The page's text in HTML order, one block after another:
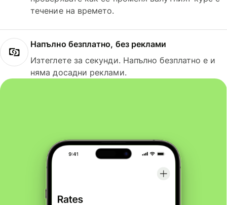
течение на времето.
Напълно безплатно, без реклами
Изтеглете за секунди. Напълно безплатно е и
няма досадни реклами.